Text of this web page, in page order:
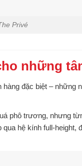
Privé
những
hàng đặc biệt – những
phô trương, nhưng
qua hệ kính full-height,